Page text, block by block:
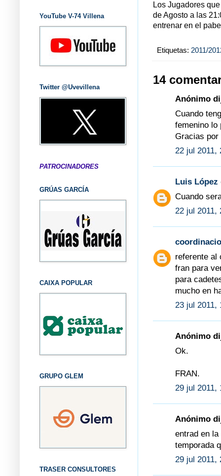
Los Jugadores
de Agosto a las
entrenar en el
Etiquetas: 2011/
14
Anónimo
Cuando
femenino lo
Gracias por
22 jul 2011,
Luis López
Cuando
22 jul 2011,
referente al
fran para
para
mucho en
23 jul 2011,
Anónimo
Ok.
FRAN.
29 jul 2011,
Anónimo
entrad en
temporada
29 jul 2011,
YouTube V-74 Villena
Twitter @Uvevillena
PATROCINADORES
GRÚAS GARCÍA
CAIXA POPULAR
GRUPO GLEM
TRASER CONSULTORES